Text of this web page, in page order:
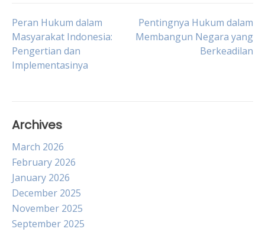
Post
navigation
Peran Hukum dalam
Masyarakat Indonesia:
Pengertian dan
Implementasinya
Pentingnya Hukum dalam
Membangun Negara yang
Berkeadilan
Archives
March 2026
February 2026
January 2026
December 2025
November 2025
September 2025